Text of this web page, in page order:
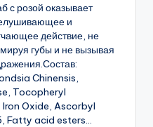
с розой оказывает
и
действие, не
губы и не вызывая
Chinensis,
Tocopheryl
Oxide, Ascorbyl
Fatty acid esters...